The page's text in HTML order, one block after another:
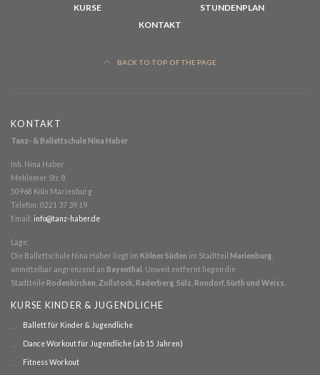
KURSE
STUNDENPLAN
KONTAKT
BACK TO TOP OF THE PAGE
KONTAKT
Tanz- & Ballettschule Nina Haber
Inh. Nina Haber
Mehlemer Str. 8
50968 Köln Marienburg
Telefon: 0221 37 39 19
Email : info@tanz-haber.de
Lage:
Die Ballettschule Nina Haber liegt im Kölner Süden im Stadtteil Marienburg
unmittelbar angrenzend an Bayenthal
. Unweit entfernt liegen die
Stadtteile Rodenkirchen Zollstock, Raderberg Sülz, Rondorf, Sürth und Weiss.
KURSE KINDER & JUGENDLICHE
Ballett für Kinder & Jugendliche
Dance Workout für Jugendliche (ab 15 Jahren)
Fitness Workout